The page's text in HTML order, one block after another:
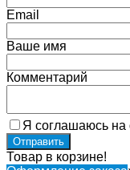
Email
Ваше имя
Комментарий
Я соглашаюсь на
Товар в корзине!